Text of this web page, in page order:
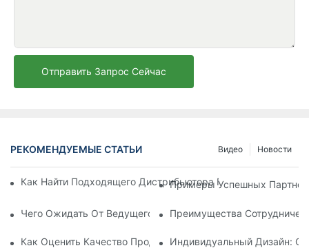
Отправить Запрос Сейчас
РЕКОМЕНДУЕМЫЕ СТАТЬИ Новости
Видео
Как Найти Подходящего Дистрибьютора Пляжных Зонтов
Примеры Успешных
Чего Ожидать От Ведущего Производителя Шезлонгов
Преимущества
Как Оценить Качество Продукции Фабрики По
Индивидуальный Дизайн: